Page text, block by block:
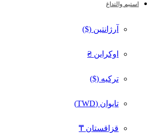
استیم والتداغ
آرژانتین ($)
اوکراین ₴
ترکیه ($)
تایوان (TWD)
قزاقستان ₸